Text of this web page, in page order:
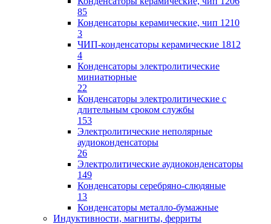
85
Конденсаторы керамические, чип 1210
3
ЧИП-конденсаторы керамические 1812
4
Конденсаторы электролитические
миниатюрные
22
Конденсаторы электролитические с
длительным сроком службы
153
Электролитические неполярные
аудиоконденсаторы
26
Электролитические аудиоконденсаторы
149
Конденсаторы серебряно-слюдяные
13
Конденсаторы металло-бумажные
Индуктивности, магниты, ферриты